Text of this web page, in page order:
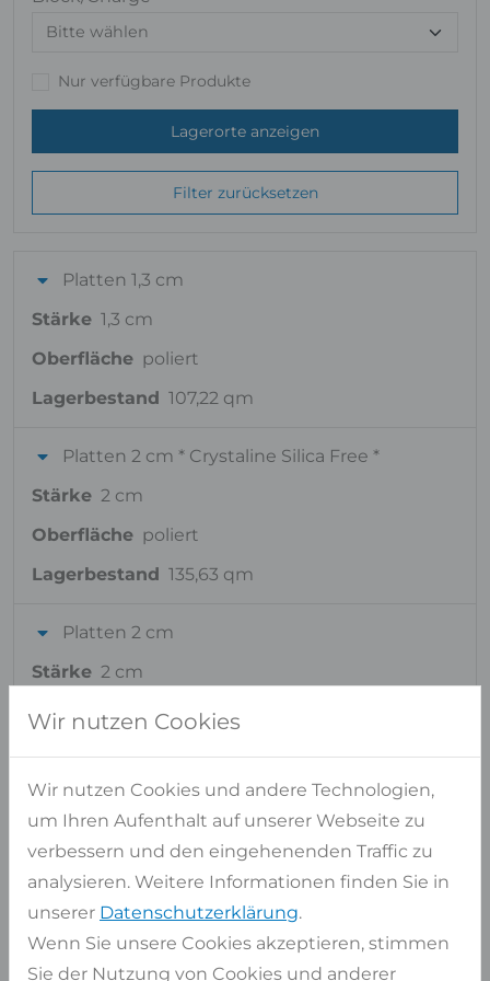
Nur verfügbare Produkte
Lagerorte anzeigen
Filter zurücksetzen
Platten 1,3 cm
Stärke 1,3 cm
Oberfläche poliert
Lagerbestand 107,22 qm
Platten 2 cm * Crystaline Silica Free *
Stärke 2 cm
Oberfläche poliert
Lagerbestand 135,63 qm
Platten 2 cm
Stärke 2 cm
Oberfläche
poliert
Muster 10 x 10 x 2 cm
Oberfläche poliert
Lagerbestand 351 Stk
Wir nutzen Cookies
Wir nutzen Cookies und andere Technologien,
um Ihren Aufenthalt auf unserer Webseite zu
verbessern und den eingehenenden Traffic zu
analysieren. Weitere Informationen finden Sie in
unserer Datenschutzerklärung.
Wenn Sie unsere Cookies akzeptieren, stimmen
Sie der Nutzung von Cookies und anderer